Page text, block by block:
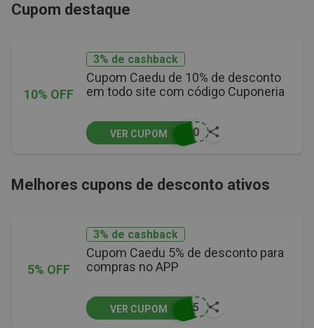
Cupom destaque
10% OFF
3% de cashback
Cupom Caedu de 10% de desconto
em todo site com código Cuponeria
100
VER CUPOM
Melhores cupons de desconto ativos
5% OFF
3% de cashback
Cupom Caedu 5% de desconto para
compras no APP
PP5
VER CUPOM